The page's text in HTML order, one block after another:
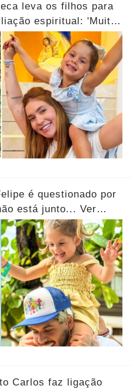
leva os filhos para
espiritual: 'Muito
é questionado por
está junto... Ver
Carlos faz ligação